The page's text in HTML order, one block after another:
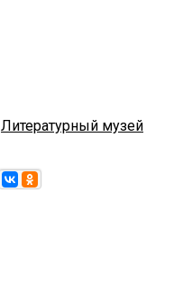
Литературный музей